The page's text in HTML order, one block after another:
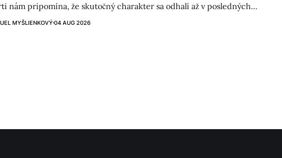
nám pripomína, že skutočný charakter sa odhalí až v posledných
života. Fortuna je premenlivá – vnútorný pokoj je trvalejší.
MYŠLIENKOVÝ 04 AUG 2026